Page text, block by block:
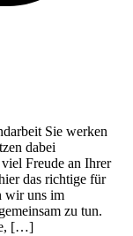
Sie werken
dabei
Freude an Ihrer
das richtige für
wir uns im
zu tun.
[…]